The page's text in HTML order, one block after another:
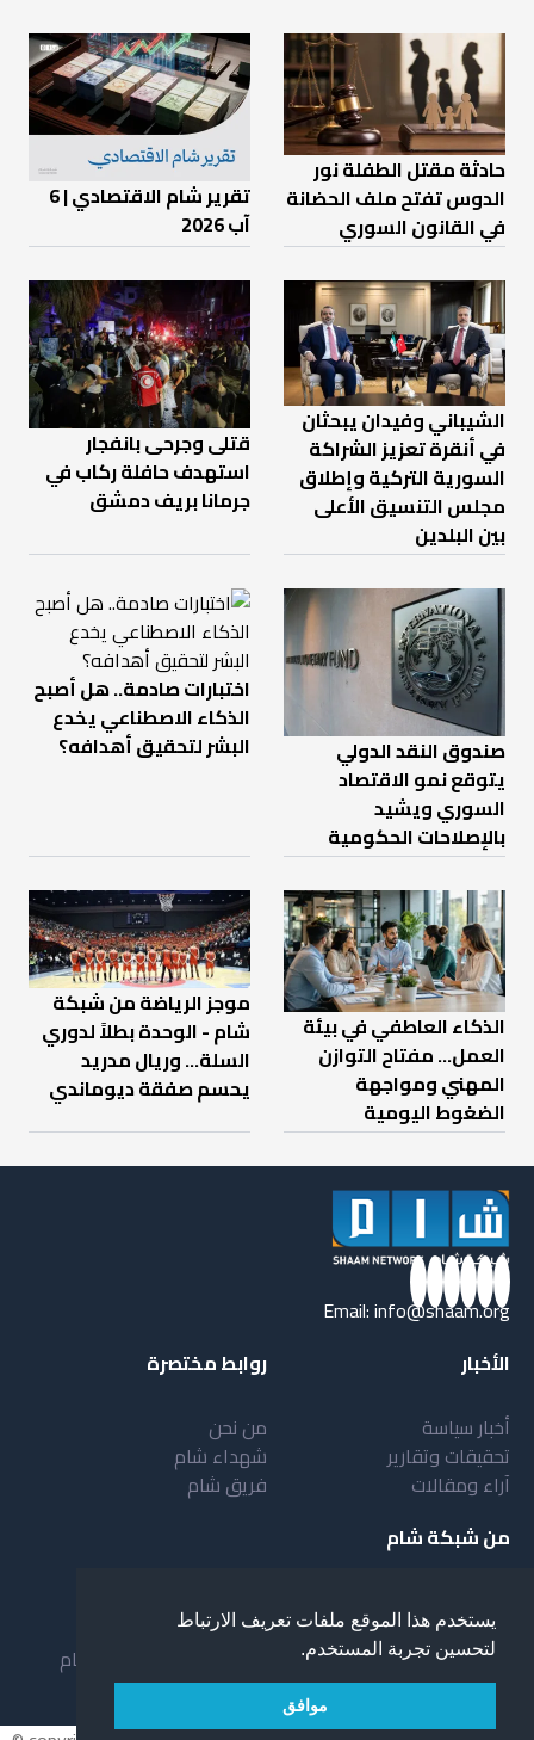
يستخدم هذا الموقع ملفات تعريف الارتباط
لتحسين تجربة المستخدم.
موافق
حادثة مقتل الطفلة نور
الدوس تفتح ملف الحضانة
في القانون السوري
تقرير شام الاقتصادي | 6
آب 2026
الشيباني وفيدان يبحثان
في أنقرة تعزيز الشراكة
السورية التركية وإطلاق
مجلس التنسيق الأعلى
بين البلدين
قتلى وجرحى بانفجار
استهدف حافلة ركاب في
جرمانا بريف دمشق
صندوق النقد الدولي
يتوقع نمو الاقتصاد
السوري ويشيد
بالإصلاحات الحكومية
اختبارات صادمة.. هل أصبح
الذكاء الاصطناعي يخدع
البشر لتحقيق أهدافه؟
الذكاء العاطفي في بيئة
العمل… مفتاح التوازن
المهني ومواجهة
الضغوط اليومية
موجز الرياضة من شبكة
شام - الوحدة بطلاً لدوري
السلة... وريال مدريد
يحسم صفقة ديوماندي
Email:info@shaam.org
الأخبار
أخبار سياسة
تحقيقات وتقارير
آراء ومقالات
روابط مختصرة
من نحن
شهداء شام
فريق شام
من شبكة شام
خدمات شبكة شام
المستفيدون من الشبكة
لمحة عن شبكة شبام
مقدمة عن شبكة شام
نظام العمل في شبكة شام